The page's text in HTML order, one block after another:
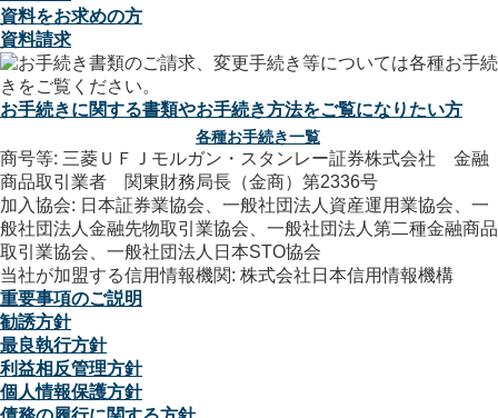
資料をお求めの方
資料請求
お手続きに関する書類やお手続き方法をご覧になりたい方
各種お手続き一覧
商号等: 三菱ＵＦＪモルガン・スタンレー証券株式会社 金融
商品取引業者 関東財務局長（金商）第2336号
加入協会: 日本証券業協会、一般社団法人資産運用業協会、一
般社団法人金融先物取引業協会、一般社団法人第二種金融商品
取引業協会、一般社団法人日本STO協会
当社が加盟する信用情報機関: 株式会社日本信用情報機構
重要事項のご説明
勧誘方針
最良執行方針
利益相反管理方針
個人情報保護方針